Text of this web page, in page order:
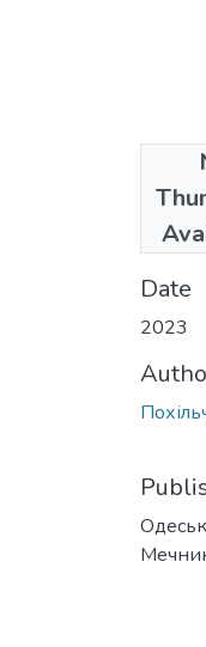
(27.81
Date
2023